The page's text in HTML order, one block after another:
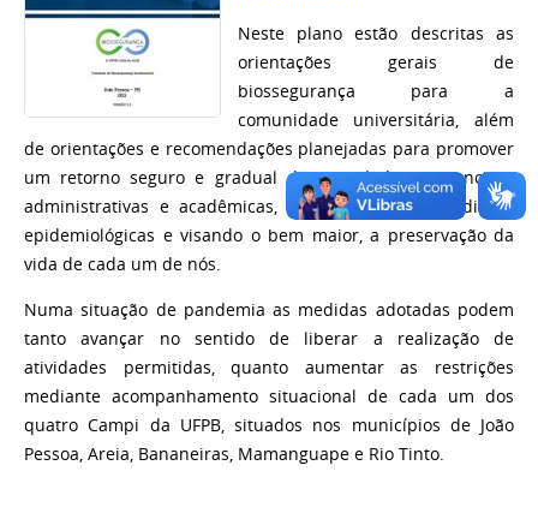
Neste plano estão descritas as
orientações gerais de
biossegurança para a
comunidade universitária, além
de orientações e recomendações planejadas para promover
um retorno seguro e gradual das atividades presenciais,
administrativas e acadêmicas, norteados pelas condições
epidemiológicas e visando o bem maior, a preservação da
vida de cada um de nós.
Numa situação de pandemia as medidas adotadas podem
tanto avançar no sentido de liberar a realização de
atividades permitidas, quanto aumentar as restrições
mediante acompanhamento situacional de cada um dos
quatro Campi da UFPB, situados nos municípios de João
Pessoa, Areia, Bananeiras, Mamanguape e Rio Tinto.